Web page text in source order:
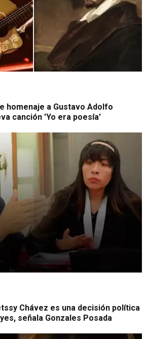
homenaje a Gustavo Adolfo
canción 'Yo era poesía'
Chávez es una decisión política
señala Gonzales Posada